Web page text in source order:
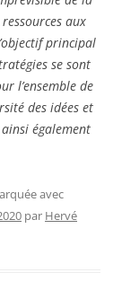
aux
principal
se sont
l’ensemble de
des idées et
également
avec
par Hervé